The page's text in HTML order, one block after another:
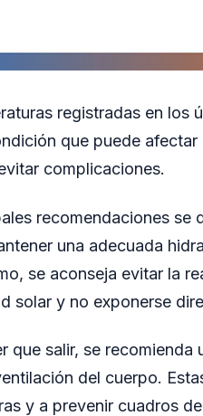
registradas en los
que puede
complicaciones.
recomendaciones
una adecuada
se aconseja evitar la
solar y no exponerse
que salir, se
del cuerpo.
y a prevenir cuadros